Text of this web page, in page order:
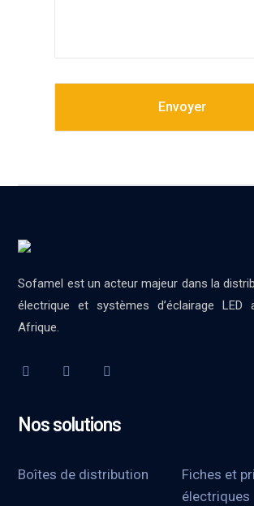
Sofamel est un acteur majeur dans la
électrique et systèmes d’éclairage
Afrique.
Nos solutions
Boîtes de distribution
Fiches et
électriques